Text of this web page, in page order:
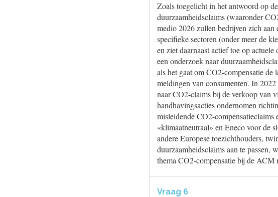
Zoals toegelicht in het antwoord op
duurzaamheidsclaims (waaronder
medio 2026 zullen bedrijven zich
specifieke sectoren (onder meer de
en ziet daarnaast actief toe op
een onderzoek naar
als het gaat om CO2-compensatie de
meldingen van consumenten. In
naar CO2-claims bij de verkoop van
handhavingsacties ondernomen
misleidende CO2-
«klimaatneutraal» en Eneco voor de
andere Europese toezichthouders,
duurzaamheidsclaims aan te passen,
thema CO2-compensatie bij de ACM
Vraag 6